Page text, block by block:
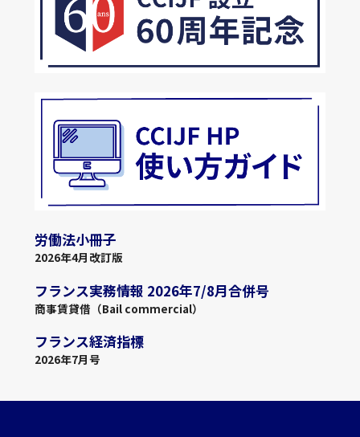
労働法小冊子
2026年4月改訂版
フランス実務情報 2026年7/8月合併号
商事賃貸借（Bail commercial）
フランス経済指標
2026年7月号